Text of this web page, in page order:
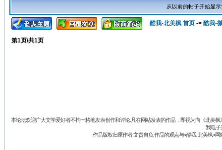
从以前的帖子开始显
酷我-北美枫 首页 -> 酷我-
第1页/共1页
本论坛欢迎广大文学爱好者不拘一格地发表创作和评论.凡在网站发表的作品，即视为向《北美
我电子
作品版权归原作者.文责自负.作品的观点与<酷我-北美枫>